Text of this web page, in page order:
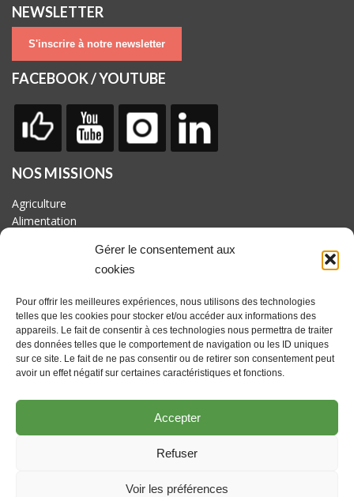
Gérer le consentement aux
cookies
Pour offrir les meilleures expériences, nous utilisons des technologies
telles que les cookies pour stocker et/ou accéder aux informations des
appareils. Le fait de consentir à ces technologies nous permettra de traiter
des données telles que le comportement de navigation ou les ID uniques
sur ce site. Le fait de ne pas consentir ou de retirer son consentement peut
avoir un effet négatif sur certaines caractéristiques et fonctions.
Accepter
Refuser
Voir les préférences
NEWSLETTER
S'inscrire à notre newsletter
FACEBOOK / YOUTUBE
NOS MISSIONS
Agriculture
Alimentation
Mobilité
AVEC LE SOUTIEN DE
Fonds européen pour le développement rural : l'Europe investit
dans les zones rurales. Actions coordonnées par le GAL
Incourt, Jodoigne, Orp-jauche, Perwez et Ramillies